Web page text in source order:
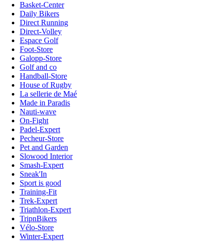
Basket-Center
Daily Bikers
Direct Running
Direct-Volley
Espace Golf
Foot-Store
Galopp-Store
Golf and co
Handball-Store
House of Rugby
La sellerie de Maé
Made in Paradis
Nauti-wave
On-Fight
Padel-Expert
Pecheur-Store
Pet and Garden
Slowood Interior
Smash-Expert
Sneak'In
Sport is good
Training-Fit
Trek-Expert
Triathlon-Expert
TripnBikers
Vélo-Store
Winter-Expert